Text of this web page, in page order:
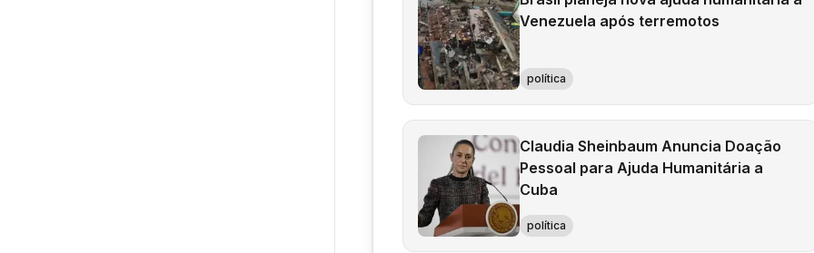
Venezuela após terremotos
política
Claudia Sheinbaum Anuncia Doação
Pessoal para Ajuda Humanitária a
Cuba
política